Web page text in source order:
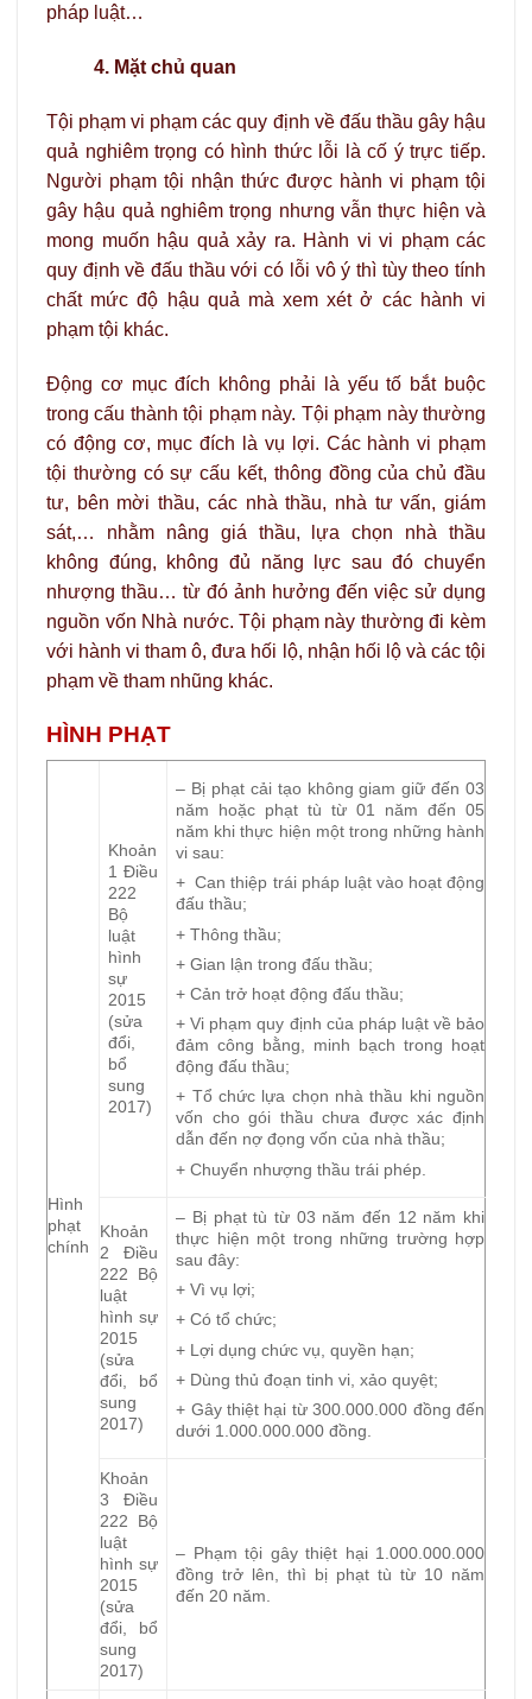
pháp luật…
4. Mặt chủ quan
Tội phạm vi phạm các quy định về đấu thầu gây hậu
quả nghiêm trọng có hình thức lỗi là cố ý trực tiếp.
Người phạm tội nhận thức được hành vi phạm tội
gây hậu quả nghiêm trọng nhưng vẫn thực hiện và
mong muốn hậu quả xảy ra. Hành vi vi phạm các
quy định về đấu thầu với có lỗi vô ý thì tùy theo tính
chất mức độ hậu quả mà xem xét ở các hành vi
phạm tội khác.
Động cơ mục đích không phải là yếu tố bắt buộc
trong cấu thành tội phạm này. Tội phạm này thường
có động cơ, mục đích là vụ lợi. Các hành vi phạm
tội thường có sự cấu kết, thông đồng của chủ đầu
tư, bên mời thầu, các nhà thầu, nhà tư vấn, giám
sát,… nhằm nâng giá thầu, lựa chọn nhà thầu
không đúng, không đủ năng lực sau đó chuyển
nhượng thầu… từ đó ảnh hưởng đến việc sử dụng
nguồn vốn Nhà nước. Tội phạm này thường đi kèm
với hành vi tham ô, đưa hối lộ, nhận hối lộ và các tội
phạm về tham nhũng khác.
HÌNH PHẠT
Hình
phạt
chính
Khoản
1 Điều
222
Bộ
luật
hình
sự
2015
(sửa
đổi,
bổ
sung
2017)
– Bị phạt cải tạo không giam giữ đến 03
năm hoặc phạt tù từ 01 năm đến 05
năm khi thực hiện một trong những hành
vi sau:
+ Can thiệp trái pháp luật vào hoạt động
đấu thầu;
+ Thông thầu;
+ Gian lận trong đấu thầu;
+ Cản trở hoạt động đấu thầu;
+ Vi phạm quy định của pháp luật về bảo
đảm công bằng, minh bạch trong hoạt
động đấu thầu;
+ Tổ chức lựa chọn nhà thầu khi nguồn
vốn cho gói thầu chưa được xác định
dẫn đến nợ đọng vốn của nhà thầu;
+ Chuyển nhượng thầu trái phép.
Khoản
2 Điều
222 Bộ
luật
hình sự
2015
(sửa
đổi, bổ
sung
2017)
– Bị phạt tù từ 03 năm đến 12 năm khi
thực hiện một trong những trường hợp
sau đây:
+ Vì vụ lợi;
+ Có tổ chức;
+ Lợi dụng chức vụ, quyền hạn;
+ Dùng thủ đoạn tinh vi, xảo quyệt;
+ Gây thiệt hại từ 300.000.000 đồng đến
dưới 1.000.000.000 đồng.
Khoản
3 Điều
222 Bộ
luật
hình sự
2015
(sửa
đổi, bổ
sung
2017)
– Phạm tội gây thiệt hại 1.000.000.000
đồng trở lên, thì bị phạt tù từ 10 năm
đến 20 năm.